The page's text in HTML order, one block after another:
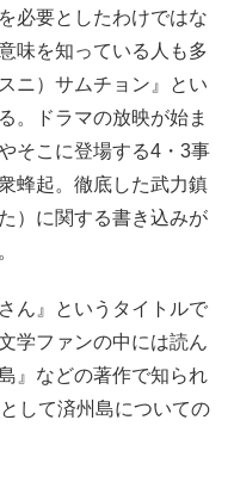
必要としたわけではな
味を知っている人も多
ニ）サムチョン』とい
。ドラマの放映が始ま
そこに登場する4・3事
蜂起。徹底した武力鎮
）に関する書き込みが
ん』というタイトルで
学ファンの中には読ん
』などの著作で知られ
して済州島についての